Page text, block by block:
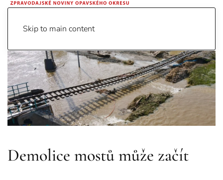
Skip to main content
Demolice mostů může začít